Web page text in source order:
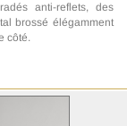
anti-reflets, des
brossé élégamment
côté.